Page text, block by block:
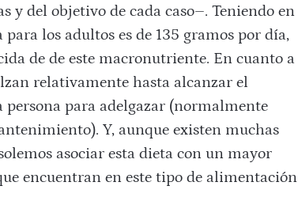
y del objetivo de cada caso–. Teniendo en
los adultos es de 135 gramos por día,
de de este macronutriente. En cuanto a
relativamente hasta alcanzar el
para adelgazar (normalmente
Y, aunque existen muchas
asociar esta dieta con un mayor
encuentran en este tipo de alimentación